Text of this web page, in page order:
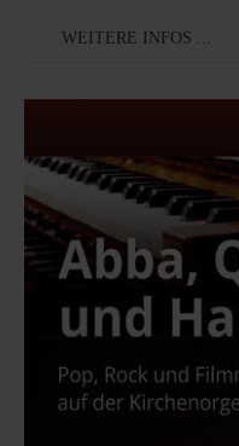
WEITERE INFOS ...